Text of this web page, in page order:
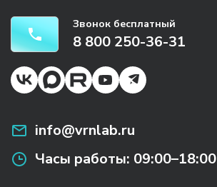
Звонок бесплатный
8 800 250-36-31
info@vrnlab.ru
Часы работы: 09:00–18:00